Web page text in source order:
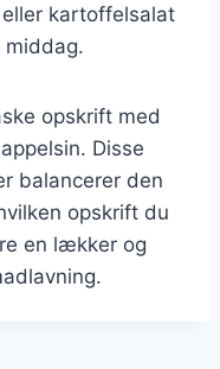
kartoffelsalat
middag.
opskrift med
Disse
balancerer den
opskrift du
en lækker og